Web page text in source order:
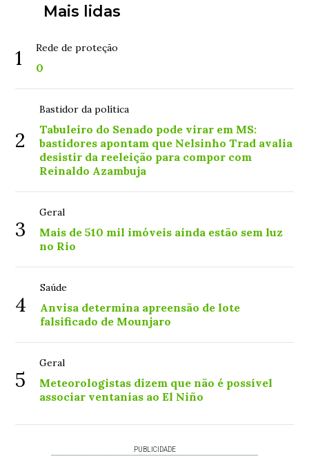
Mais lidas
1 Rede de proteção
0
2
Bastidor da política
Tabuleiro do Senado pode virar em MS:
bastidores apontam que Nelsinho Trad avalia
desistir da reeleição para compor com
Reinaldo Azambuja
3
Geral
Mais de 510 mil imóveis ainda estão sem luz
no Rio
4
Saúde
Anvisa determina apreensão de lote
falsificado de Mounjaro
5
Geral
Meteorologistas dizem que não é possível
associar ventanias ao El Niño
PUBLICIDADE